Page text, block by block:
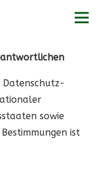
Datenschutz-
sowie
ist